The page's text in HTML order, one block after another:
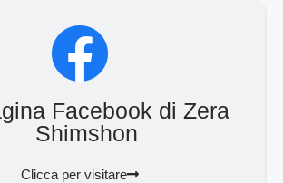
Facebook di Zera
Shimshon
Clicca per visitare